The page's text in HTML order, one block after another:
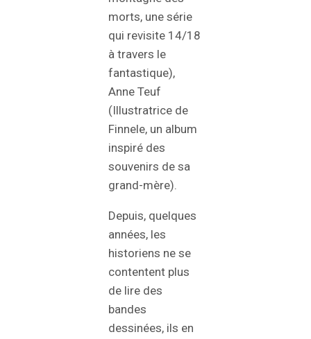
morts, une série
qui revisite 14/18
à travers le
fantastique),
Anne Teuf
(Illustratrice de
Finnele, un album
inspiré des
souvenirs de sa
grand-mère).
Depuis, quelques
années, les
historiens ne se
contentent plus
de lire des
bandes
dessinées, ils en